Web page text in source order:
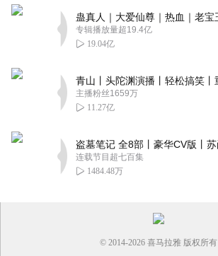
专辑播放量超19.4亿
19.04亿
主播粉丝1659万
11.27亿
连载节目超七百集
1484.48万
© 2014-2026 喜马拉雅 版权所有